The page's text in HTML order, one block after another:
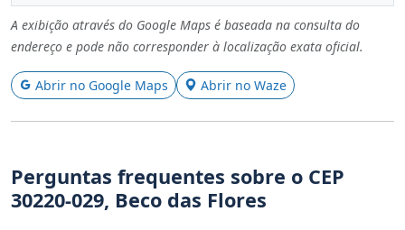
A exibição através do Google Maps é baseada na consulta do
endereço e pode não corresponder à localização exata oficial.
Abrir no Google Maps Abrir no Waze
Perguntas frequentes sobre o CEP
30220-029, Beco das Flores